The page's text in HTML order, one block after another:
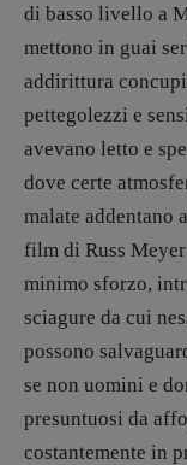
di basso livello a
mettono in guai
addirittura
pettegolezzi e
avevano letto e
dove certe
malate
film di Russ
minimo sforzo,
sciagure da cui
possono
se non uomini e
presuntuosi da
costantemente in